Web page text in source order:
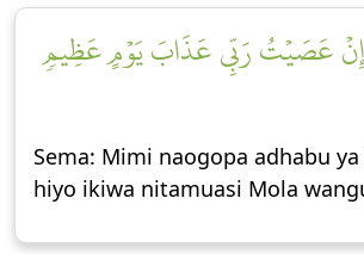
عَصَيۡتُ رَبِّي عَذَابَ يَوۡمٍ عَظِيمٖ
Sema: Mimi naogopa adhabu
hiyo ikiwa nitamuasi Mola